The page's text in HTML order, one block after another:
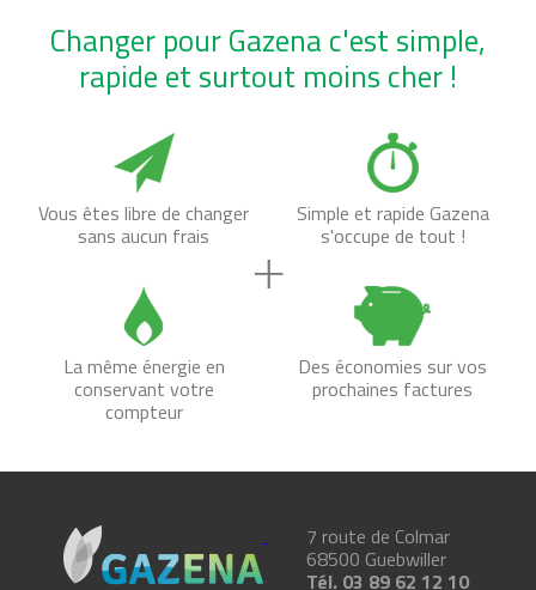
Changer pour Gazena c'est simple,
rapide et surtout moins cher !
Vous êtes libre de changer
sans aucun frais
Simple et rapide Gazena
s'occupe de tout !
La même énergie en
conservant votre
compteur
Des économies sur vos
prochaines factures
7 route de Colmar
68500 Guebwiller
Tél. 03 89 62 12 10